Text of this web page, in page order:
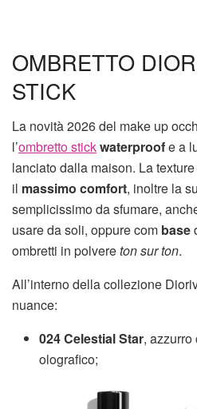
OMBRETTO
STICK
La novità 2026 del make up
l’ombretto stickwaterproofe a
lanciato dalla maison. La
il massimo comfort, inoltre la
semplicissimo da sfumare,
usare da soli, oppure com base
ombretti in polvereton sur ton.
All’interno della collezione
nuance:
024 Celestial Star,
olografico;